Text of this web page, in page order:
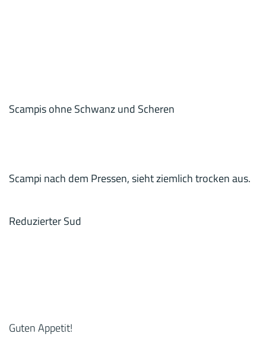
Scampis ohne Schwanz und Scheren
Scampi nach dem Pressen, sieht ziemlich trocken aus.
Reduzierter Sud
Guten Appetit!